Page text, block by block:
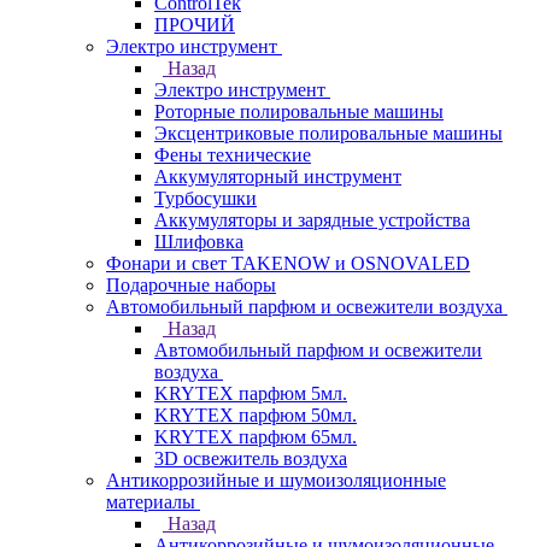
ПРОЧИЙ
Электро инструмент
Назад
Электро инструмент
Роторные полировальные машины
Эксцентриковые полировальные машины
Фены технические
Аккумуляторный инструмент
Турбосушки
Аккумуляторы и зарядные устройства
Шлифовка
Фонари и свет TAKENOW и OSNOVALED
Подарочные наборы
Автомобильный парфюм и освежители воздуха
Назад
Автомобильный парфюм и освежители
воздуха
KRYTEX парфюм 5мл.
KRYTEX парфюм 50мл.
KRYTEX парфюм 65мл.
3D освежитель воздуха
Антикоррозийные и шумоизоляционные
материалы
Назад